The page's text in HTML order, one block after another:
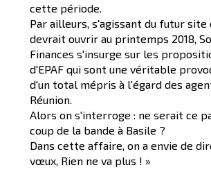
cette période.
Par ailleurs, s'agissant du futur site
devrait ouvrir au printemps 2018,
Finances s'insurge sur les
d'EPAF qui sont une véritable
d'un total mépris à l'égard des
Réunion.
Alors on s'interroge : ne serait ce
coup de la bande à Basile ?
Dans cette affaire, on a envie de
vœux, Rien ne va plus ! »